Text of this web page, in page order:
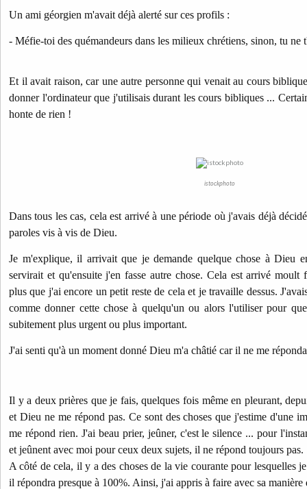
Un ami géorgien m'avait déjà alerté sur ces profils :
- Méfie-toi des quémandeurs dans les milieux chrétiens, sinon, tu ne
Et il avait raison, car une autre personne qui venait au cours
donner l'ordinateur que j'utilisais durant les cours bibliques ...
honte de rien !
istockphoto
Dans tous les cas, cela est arrivé à une période où j'avais déjà
paroles vis à vis de Dieu.
Je m'explique, il arrivait que je demande quelque chose à Dieu
servirait et qu'ensuite j'en fasse autre chose. Cela est arrivé moult
plus que j'ai encore un petit reste de cela et je travaille dessus.
comme donner cette chose à quelqu'un ou alors l'utiliser pour
subitement plus urgent ou plus important.
J'ai senti qu'à un moment donné Dieu m'a châtié car il ne me
Il y a deux prières que je fais, quelques fois même en pleurant,
et Dieu ne me répond pas. Ce sont des choses que j'estime d'une
me répond rien. J'ai beau prier, jeûner, c'est le silence ... pour
et jeûnent avec moi pour ceux deux sujets, il ne répond toujours pas.
A côté de cela, il y a des choses de la vie courante pour lesquelles
il répondra presque à 100%. Ainsi, j'ai appris à faire avec sa